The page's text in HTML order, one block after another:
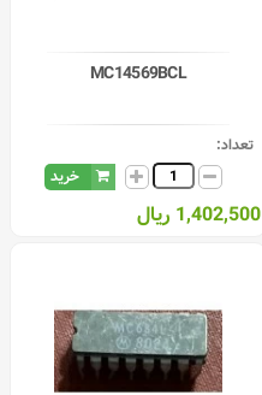
MC14569BCL
تعداد:
خرید
1,402,500 ریال